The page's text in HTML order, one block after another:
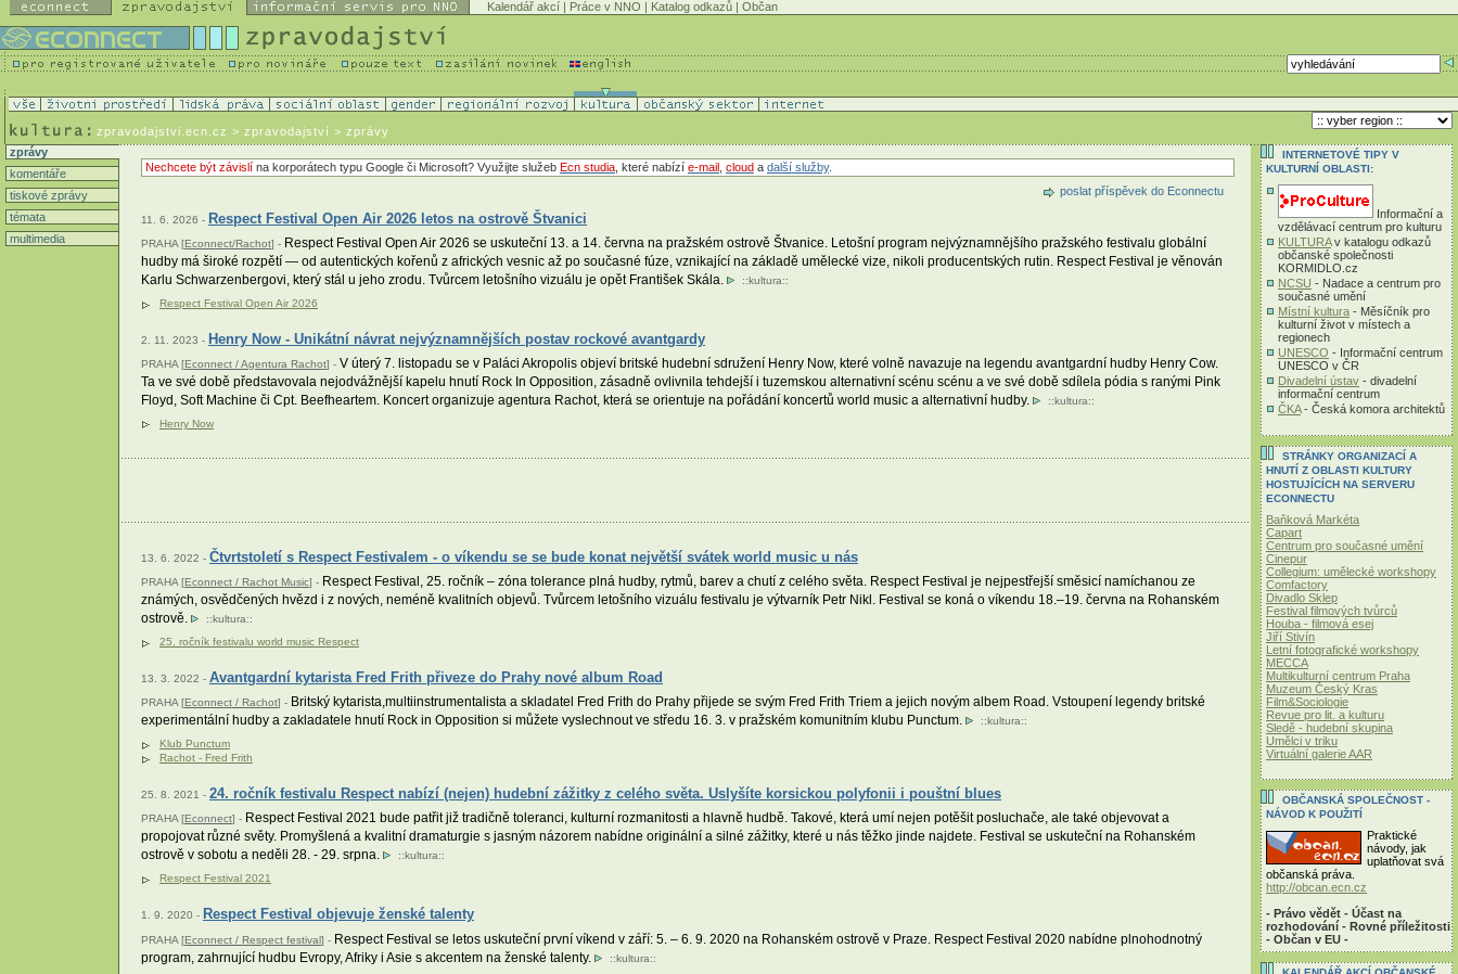
Kalendář akcí | Práce v NNO | Katalog odkazů | Občan
zpravodajstvi.ecn.cz > zpravodajství > zprávy
zprávy
komentáře
tiskové zprávy
témata
multimedia
Nechcete být závislí na korporátech typu Google či Microsoft? Využijte služeb Ecn studia , které nabízí e-mail cloud a další služby.
poslat příspěvek do Econnectu
11. 6. 2026 - Respect Festival Open Air 2026 letos na ostrově Štvanici
PRAHA [Econnect/Rachot] - Respect Festival Open Air 2026 se uskuteční 13. a 14. června na pražském ostrově Štvanice. Letošní program nejvýznamnějšího pražského festivalu globální
hudby má široké rozpětí — od autentických kořenů z afrických vesnic až po současné fúze, vznikající na základě umělecké vize, nikoli producentských rutin. Respect Festival je věnován
Karlu Schwarzenbergovi, který stál u jeho zrodu. Tvůrcem letošního vizuálu je opět František Skála.
::kultura::
Respect Festival Open Air 2026
2. 11. 2023 - Henry Now - Unikátní návrat nejvýznamnějších postav rockové avantgardy
PRAHA [Econnect / Agentura Rachot] - V úterý 7. listopadu se v Paláci Akropolis objeví britské hudební sdružení Henry Now, které volně navazuje na legendu avantgardní hudby Henry Cow.
Ta ve své době představovala nejodvážnější kapelu hnutí Rock In Opposition, zásadně ovlivnila tehdejší i tuzemskou alternativní scénu scénu a ve své době sdílela pódia s ranými Pink
Floyd, Soft Machine či Cpt. Beefheartem. Koncert organizuje agentura Rachot, která se orientuje na pořádání koncertů world music a alternativní hudby.
::kultura::
Henry Now
13. 6. 2022 - Čtvrtstoletí s Respect Festivalem - o víkendu se se bude konat největší svátek world music u nás
PRAHA [Econnect / Rachot Music] - Respect Festival, 25. ročník – zóna tolerance plná hudby, rytmů, barev a chutí z celého světa. Respect Festival je nejpestřejší směsicí namíchanou ze
známých, osvědčených hvězd i z nových, neméně kvalitních objevů. Tvůrcem letošního vizuálu festivalu je výtvarník Petr Nikl. Festival se koná o víkendu 18.–19. června na Rohanském
ostrově.
::kultura::
25. ročník festivalu world music Respect
13. 3. 2022 - Avantgardní kytarista Fred Frith přiveze do Prahy nové album Road
PRAHA [Econnect / Rachot] - Britský kytarista,multiinstrumentalista a skladatel Fred Frith do Prahy přijede se svým Fred Frith Triem a jejich novým albem Road. Vstoupení legendy britské
experimentální hudby a zakladatele hnutí Rock in Opposition si můžete vyslechnout ve středu 16. 3. v pražském komunitním klubu Punctum.
::kultura::
Klub Punctum
Rachot - Fred Frith
25. 8. 2021 - 24. ročník festivalu Respect nabízí (nejen) hudební zážitky z celého světa. Uslyšíte korsickou polyfonii i pouštní blues
PRAHA [Econnect] - Respect Festival 2021 bude patřit již tradičně toleranci, kulturní rozmanitosti a hlavně hudbě. Takové, která umí nejen potěšit posluchače, ale také objevovat a
propojovat různé světy. Promyšlená a kvalitní dramaturgie s jasným názorem nabídne originální a silné zážitky, které u nás těžko jinde najdete. Festival se uskuteční na Rohanském
ostrově v sobotu a neděli 28. - 29. srpna.
::kultura::
Respect Festival 2021
1. 9. 2020 - Respect Festival objevuje ženské talenty
PRAHA [Econnect / Respect festival] - Respect Festival se letos uskuteční první víkend v září: 5. – 6. 9. 2020 na Rohanském ostrově v Praze. Respect Festival 2020 nabídne plnohodnotný
program, zahrnující hudbu Evropy, Afriky i Asie s akcentem na ženské talenty.
::kultura::
INTERNETOVÉ TIPY V
KULTURNÍ OBLASTI:
Informační a
vzdělávací centrum pro kulturu
KULTURAv katalogu odkazů
občanské společnosti
KORMIDLO.cz
NCSU - Nadace a centrum pro
současné umění
Místní kultura - Měsíčník pro
kulturní život v místech a
regionech
UNESCO - Informační centrum
UNESCO v ČR
Divadelní ústav - divadelní
informační centrum
ČKA- Česká komora architektů
STRÁNKY ORGANIZACÍ A
HNUTÍ Z OBLASTI KULTURY
HOSTUJÍCÍCH NA SERVERU
ECONNECTU
Baňková Markéta
Capart
Centrum pro současné umění
Cinepur
Collegium: umělecké workshopy
Comfactory
Divadlo Sklep
Festival filmových tvůrců
Houba - filmová esej
Jiří Stivín
Letní fotografické workshopy
MECCA
Multikulturní centrum Praha
Muzeum Český Kras
Film&Sociologie
Revue pro lit. a kulturu
Sledě - hudební skupina
Umělci v triku
Virtuální galerie AAR
OBČANSKÁ SPOLEČNOST -
NÁVOD K POUŽITÍ
Praktické
návody, jak
uplatňovat svá
občanská práva.
http://obcan.ecn.cz
- Právo vědět - Účast na
rozhodování - Rovné příležitosti
- Občan v EU -